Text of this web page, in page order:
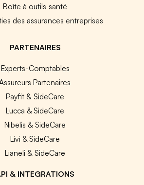
Boîte à outils santé
des assurances entreprises
PARTENAIRES
Experts-Comptables
Partenaires
Payfit & SideCare
Lucca & SideCare
Nibelis & SideCare
Livi & SideCare
Lianeli & SideCare
& INTEGRATIONS